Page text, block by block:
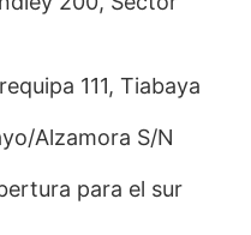
111, Tiabaya
Alzamora S/N
para el sur